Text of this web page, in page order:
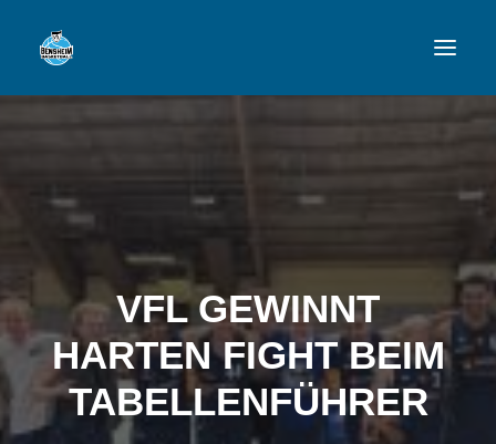
TEAMS
NEWSFEED
FAN-SHOP
VFL BENSHEIM
VFL GEWINNT
HARTEN FIGHT BEIM
TABELLENFÜHRER